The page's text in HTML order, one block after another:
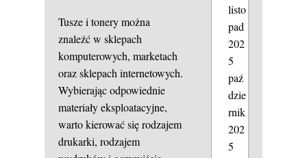
Tusze i tonery można
znaleźć w sklepach
komputerowych, marketach
oraz sklepach internetowych.
Wybierając odpowiednie
materiały eksploatacyjne,
warto kierować się rodzajem
drukarki, rodzajem
listo
pad
202
5
paź
dzie
rnik
202
5